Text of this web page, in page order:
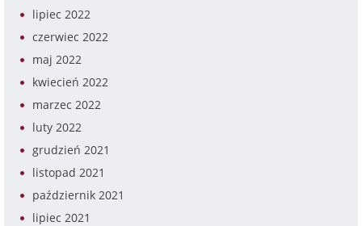
lipiec 2022
czerwiec 2022
maj 2022
kwiecień 2022
marzec 2022
luty 2022
grudzień 2021
listopad 2021
październik 2021
lipiec 2021